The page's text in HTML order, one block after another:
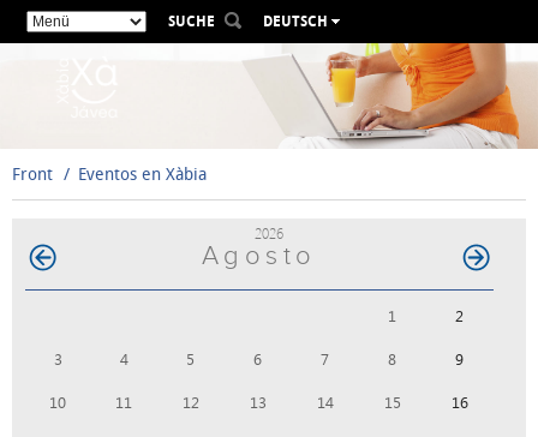
SUCHE
DEUTSCH
ESPAÑOL
VALENCIÀ
Front Eventos en Xàbia
2026
Agosto
1 2
3 4 5 6 7 8 9
10 11 12 13 14 15 16